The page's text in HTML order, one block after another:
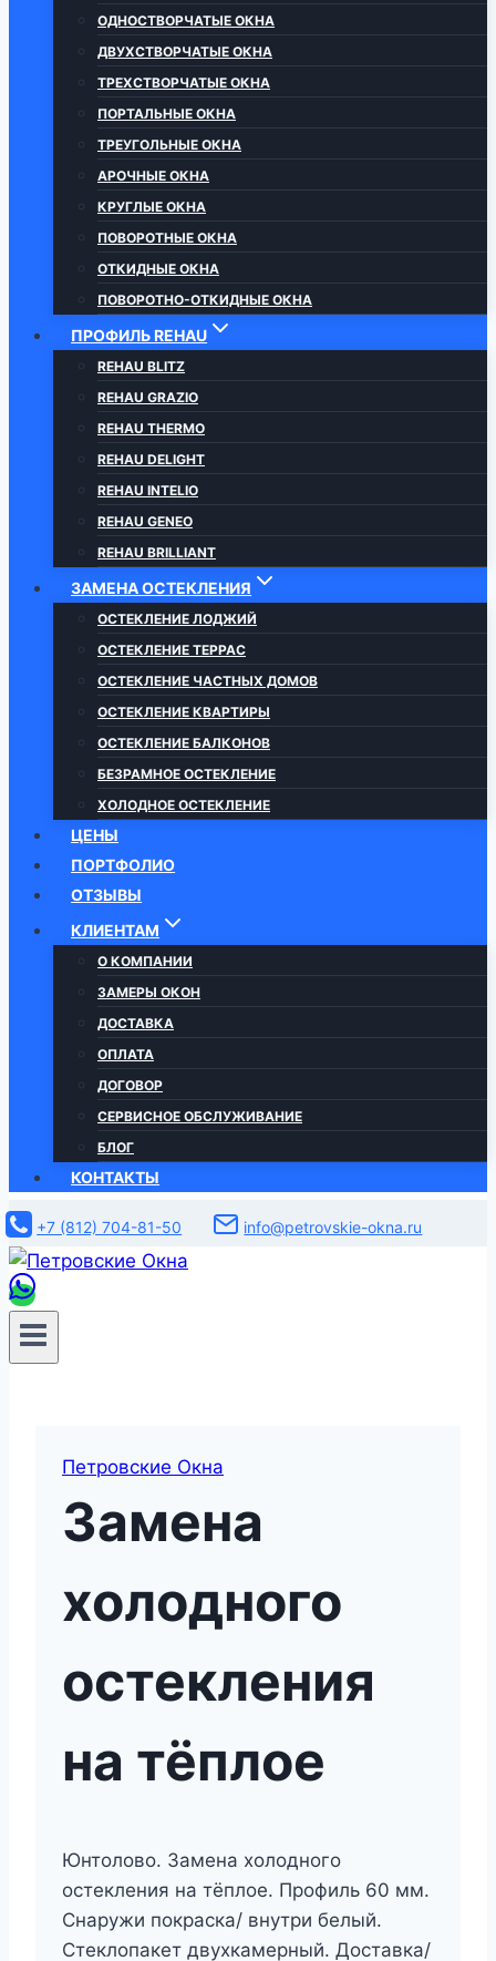
ОДНОСТВОРЧАТЫЕ ОКНА
ДВУХСТВОРЧАТЫЕ ОКНА
ТРЕХСТВОРЧАТЫЕ ОКНА
ПОРТАЛЬНЫЕ ОКНА
ТРЕУГОЛЬНЫЕ ОКНА
АРОЧНЫЕ ОКНА
КРУГЛЫЕ ОКНА
ПОВОРОТНЫЕ ОКНА
ОТКИДНЫЕ ОКНА
ПОВОРОТНО-ОТКИДНЫЕ ОКНА
ПРОФИЛЬ REHAU
REHAU BLITZ
REHAU GRAZIO
REHAU THERMO
REHAU DELIGHT
REHAU INTELIO
REHAU GENEO
REHAU BRILLIANT
ЗАМЕНА ОСТЕКЛЕНИЯ
ОСТЕКЛЕНИЕ ЛОДЖИЙ
ОСТЕКЛЕНИЕ ТЕРРАС
ОСТЕКЛЕНИЕ ЧАСТНЫХ ДОМОВ
ОСТЕКЛЕНИЕ КВАРТИРЫ
ОСТЕКЛЕНИЕ БАЛКОНОВ
БЕЗРАМНОЕ ОСТЕКЛЕНИЕ
ХОЛОДНОЕ ОСТЕКЛЕНИЕ
ЦЕНЫ
ПОРТФОЛИО
ОТЗЫВЫ
КЛИЕНТАМ
О КОМПАНИИ
ЗАМЕРЫ ОКОН
ДОСТАВКА
ОПЛАТА
ДОГОВОР
СЕРВИСНОЕ ОБСЛУЖИВАНИЕ
БЛОГ
КОНТАКТЫ
+7 (812) 704-81-50 info@petrovskie-okna.ru
Петровские Окна
Замена
холодного
остекления
на тёплое
Юнтолово. Замена холодного
остекления на тёплое. Профиль 60 мм.
Снаружи покраска/ внутри белый.
Стеклопакет двухкамерный. Доставка/